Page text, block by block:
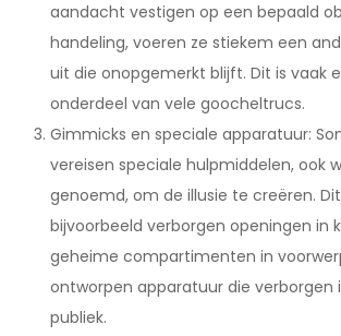
aandacht vestigen op een bepaald
handeling, voeren ze stiekem een
uit die onopgemerkt blijft. Dit is vaak
onderdeel van vele goocheltrucs.
Gimmicks en speciale apparatuur:
vereisen speciale hulpmiddelen, ook
genoemd, om de illusie te creëren.
bijvoorbeeld verborgen openingen in
geheime compartimenten in
ontworpen apparatuur die verborgen
publiek.